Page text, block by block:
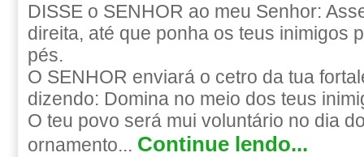
DISSE o SENHOR ao meu Senhor:
direita, até que ponha os teus inimigos
pés.
O SENHOR enviará o cetro da tua
dizendo: Domina no meio dos teus
O teu povo será mui voluntário no dia
ornamento... Continue lendo...